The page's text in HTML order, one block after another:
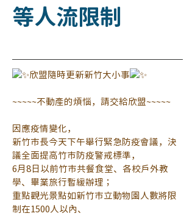
等人流限制
欣盟隨時更新新竹大小事
~~~~~不動產的煩惱，請交給欣盟~~~~~
因應疫情變化，
新竹市長今天下午舉行緊急防疫會議，決
議全面提高竹市防疫警戒標準，
6月8日以前竹市共餐食堂、各校戶外教
學、畢業旅行暫緩辦理；
重點觀光景點如新竹市立動物園人數將限
制在1500人以內、